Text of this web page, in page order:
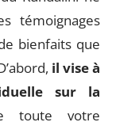
témoignages
bienfaits que
il vise à
sur la
toute votre